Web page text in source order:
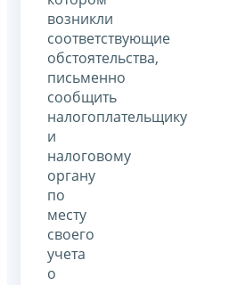
возникли
соответствующие
обстоятельства,
письменно
сообщить
налогоплательщику
и
налоговому
органу
по
месту
своего
учета
о